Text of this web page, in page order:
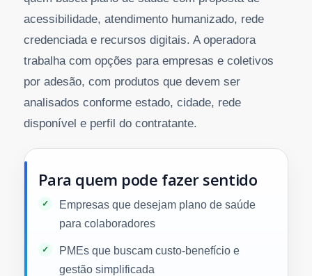
acessibilidade, atendimento humanizado, rede
credenciada e recursos digitais. A operadora
trabalha com opções para empresas e coletivos
por adesão, com produtos que devem ser
analisados conforme estado, cidade, rede
disponível e perfil do contratante.
Para quem pode fazer sentido
Empresas que desejam plano de saúde
para colaboradores
PMEs que buscam custo-benefício e
gestão simplificada